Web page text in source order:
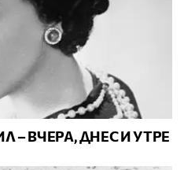
– ВЧЕРА, ДНЕС И УТРЕ